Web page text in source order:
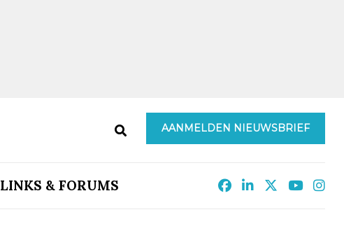
AANMELDEN NIEUWSBRIEF
LINKS & FORUMS